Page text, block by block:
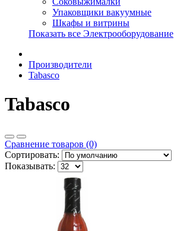
Упаковщики вакуумные
Шкафы и витрины
Показать все Электрооборудование
Производители
Tabasco
Tabasco
Сравнение товаров (0)
Сортировать:
Показывать: